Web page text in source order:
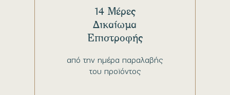
από την ημέρα παραλαβής
του προϊόντος
14 Μέρες
Δικαίωμα
Επιστροφής